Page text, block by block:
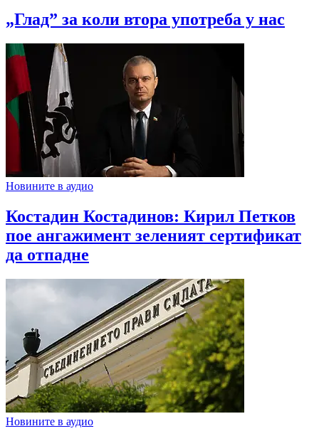
„Глад” за коли втора употреба у нас
Новините в аудио
Костадин Костадинов: Кирил Петков
пое ангажимент зеленият сертификат
да отпадне
Новините в аудио